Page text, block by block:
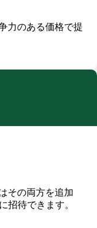
力のある価格で提
その両方を追加
招待できます。